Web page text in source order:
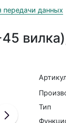
передачи данных
Тип